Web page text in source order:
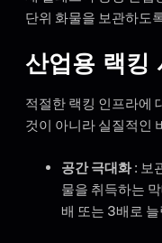
단위 화물을 보관하도
산업용 랙킹
적절한 랙킹 인프라에
것이 아니라 실질적인
공간 극대화: 보
물을 취득하는
배 또는 3배로